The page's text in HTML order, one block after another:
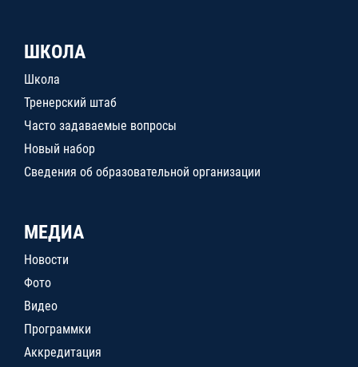
ШКОЛА
Школа
Тренерский штаб
Часто задаваемые вопросы
Новый набор
Сведения об образовательной организации
МЕДИА
Новости
Фото
Видео
Программки
Аккредитация